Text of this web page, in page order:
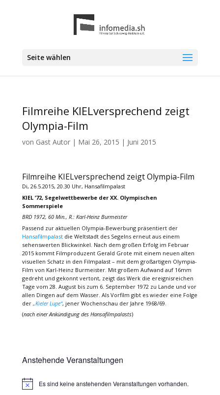
Seite wählen
Filmreihe KIELversprechend zeigt
Olympia-Film
von Gast Autor| Mai 26, 2015 | Juni 2015
Filmreihe KIELversprechend zeigt Olympia-Film
Di, 26.5.2015, 20.30 Uhr, Hansafilmpalast
KIEL ’72, Segelwettbewerbe der XX. Olympischen
Sommerspiele
BRD 1972, 60 Min., R.: Karl-Heinz Burmeister
Passend zur aktuellen Olympia-Bewerbung präsentiert der
Hansafilmpalastdie Weltstadt des Segelns erneut aus einem
sehenswerten Blickwinkel. Nach dem großen Erfolg im Februar
2015 kommt Filmproduzent Gerald Grote mit einem neuen alten
visuellen Schatz in den Filmpalast – mit dem großartigen Olympia-
Film von Karl-Heinz Burmeister. Mit großem Aufwand auf 16mm
gedreht und gekonnt vertont, zeigt das Werk die ereignisreichen
Tage vom 28. August bis zum 6. September 1972 zu Lande und vor
allen Dingen auf dem Wasser. Als Vorfilm gibt es wieder eine Folge
der „Kieler Lupe“, jener Wochenschau der Jahre 1968/69.
(nach einer Ankündigung des Hansafilmpalasts)
Anstehende Veranstaltungen
HinweisEs sind keine anstehenden Veranstaltungen vorhanden.